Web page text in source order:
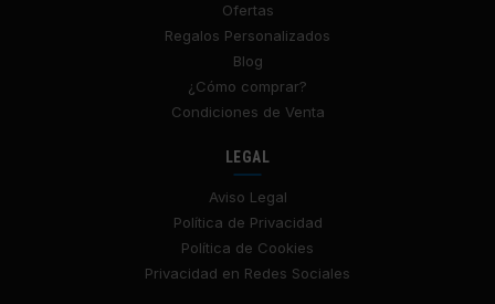
Ofertas
Regalos Personalizados
Blog
¿Cómo comprar?
Condiciones de Venta
LEGAL
Aviso Legal
Política de Privacidad
Política de Cookies
Privacidad en Redes Sociales